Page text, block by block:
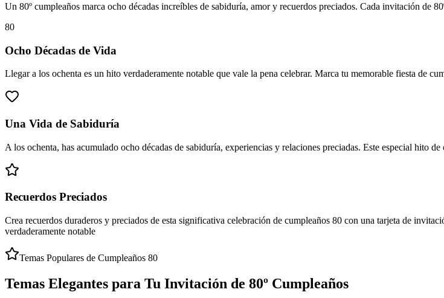
Un 80º cumpleaños marca ocho décadas increíbles de sabiduría, amor y recuerdos preciados. Cada invitación de
80
Ocho Décadas de Vida
Llegar a los ochenta es un hito verdaderamente notable que vale la pena celebrar. Marca tu memorable fiesta de
Una Vida de Sabiduría
A los ochenta, has acumulado ocho décadas de sabiduría, experiencias y relaciones preciadas. Este especial hito
Recuerdos Preciados
Crea recuerdos duraderos y preciados de esta significativa celebración de cumpleaños 80 con una tarjeta de
verdaderamente notable
Temas Populares de Cumpleaños 80
Temas Elegantes para Tu Invitación de 80º Cumpleaños